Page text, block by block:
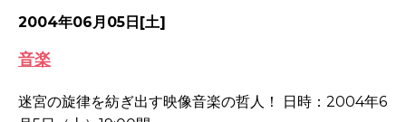
2004年06月05日[土]
音楽
迷宮の旋律を紡ぎ出す映像音楽の哲人！ 日時：2004年6